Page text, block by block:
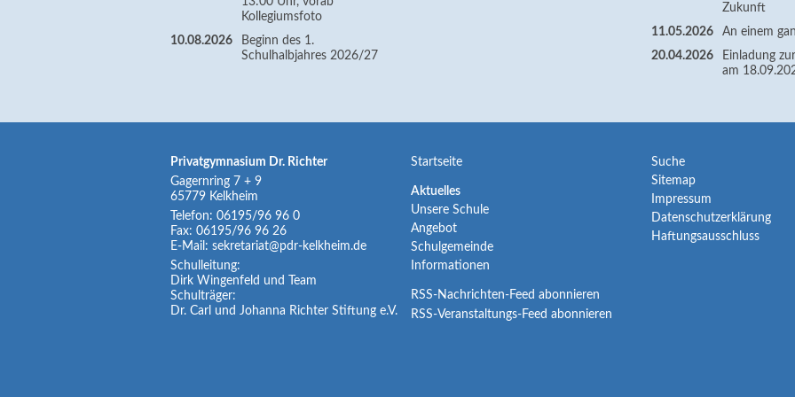
Kollegiumsfoto
10.08.2026
Beginn des 1.
Schulhalbjahres 2026/27
Zukunft
11.05.2026
An einem
20.04.2026
Einladung
am
Privatgymnasium Dr. Richter
Gagernring 7 + 9
65779 Kelkheim
Telefon: 06195/96 96 0
Fax: 06195/96 96 26
E-Mail: sekretariat@pdr-kelkheim.de
Schulleitung:
Dirk Wingenfeld und Team
Schulträger:
Dr. Carl und Johanna Richter Stiftung e.V.
Navigation
überspringen
Startseite
Navigation
überspringen
Aktuelles
Unsere Schule
Angebot
Schulgemeinde
Informationen
RSS-Nachrichten-Feed abonnieren
RSS-Veranstaltungs-Feed abonnieren
Navigation
überspringen
Suche
Sitemap
Impressum
Datenschutzerklärung
Haftungsausschluss